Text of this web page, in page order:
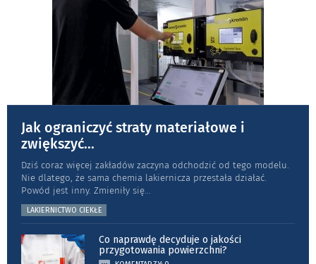
Jak ograniczyć straty materiałowe i
zwiększyć...
Dziś coraz więcej zakładów zaczyna odchodzić od tego modelu.
Nie dlatego, że sama chemia lakiernicza przestała działać.
Powód jest inny. Zmieniły się...
LAKIERNICTWO CIEKŁE
Co naprawdę decyduje o jakości
przygotowania powierzchni?